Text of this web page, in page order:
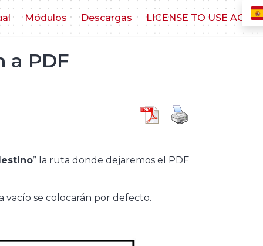
Módulos Descargas LICENSE TO USE
a PDF
” la ruta donde dejaremos el PDF
vacío se colocarán por defecto.